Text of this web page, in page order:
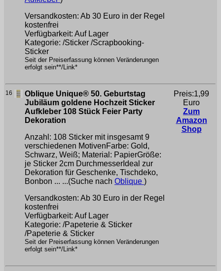
Versandkosten: Ab 30 Euro in der Regel
kostenfrei
Verfügbarkeit: Auf Lager
Kategorie: /Sticker /Scrapbooking-
Sticker
Seit der Preiserfassung können Veränderungen
erfolgt sein**/Link*
16
Oblique Unique® 50. Geburtstag
Jubiläum goldene Hochzeit Sticker
Aufkleber 108 Stück Feier Party
Dekoration
Anzahl: 108 Sticker mit insgesamt 9
verschiedenen MotivenFarbe: Gold,
Schwarz, Weiß; Material: PapierGröße:
je Sticker 2cm DurchmesserIdeal zur
Dekoration für Geschenke, Tischdeko,
Bonbon ... ...(Suche nach Oblique )
Versandkosten: Ab 30 Euro in der Regel
kostenfrei
Verfügbarkeit: Auf Lager
Kategorie: /Papeterie & Sticker
/Papeterie & Sticker
Seit der Preiserfassung können Veränderungen
erfolgt sein**/Link*
Preis:1,99
Euro
Zum
Amazon
Shop